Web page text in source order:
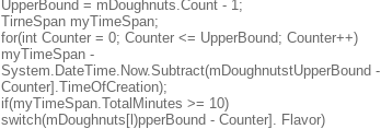
UpperBound = mDoughnuts.Count - 1;
TirneSpan myTimeSpan;
for(int Counter = 0; Counter <= UpperBound; Counter++)
myTimeSpan -
System.DateTime.Now.Subtract(mDoughnutstUpperBound -
Counter].TimeOfCreation);
if(myTimeSpan.TotalMinutes >= 10)
switch(mDoughnuts[l)pperBound - Counter]. Flavor)